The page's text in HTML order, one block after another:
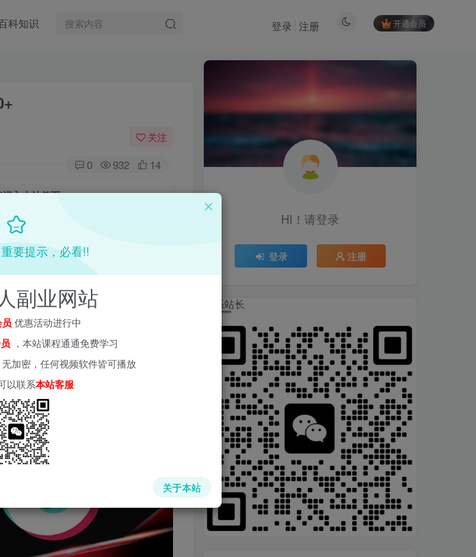
科知识 开通会员
登录 注册
关注
0 932 14
入本站首页：
源网
HI！请登录
登录 注册
HI！请登录
登录 注册
联系站长
要提示，必看!!
副业网站
优惠活动进行中
，本站课程通通免费学习
加密，任何视频软件皆可播放
以联系本站客服
关于本站